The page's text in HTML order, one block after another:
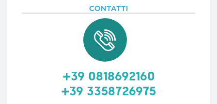
CONTATTI
+39 0818692160
+39 3358726975